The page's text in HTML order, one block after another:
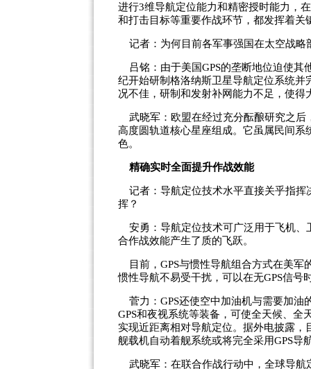
进行3维导航定位能力和精密授时能力，
和打击目标等重要作战环节，都发挥着关
记者：为何目前各军事强国在太空战略
吕铭：由于美国GPS的垄断地位迫使其
纪开始研制格洛纳斯卫星导航定位系统
况不佳，研制和发射补网能力不足，使得
武晓军：欧盟在经过充分酝酿研究之后
高度圆轨道核心星座组成。它虽属民间
色。
精确实时全面提升作战效能
记者：导航定位技术水平直接关乎指挥
挥？
安勇：导航定位技术可广泛用于飞机、
合作战效能产生了质的飞跃。
目前，GPS与惯性导航组合方式在美军
惯性导航不易受干扰，可以在无GPS信
菅力：GPS还使空中加油机与需要加油
GPS和夜视系统等装备，可使全天候、全
实现近距离相对导航定位。据外电披露，
舰载机自动着舰系统或将完全采用GPS导
武晓军：在联合作战行动中，全球导航